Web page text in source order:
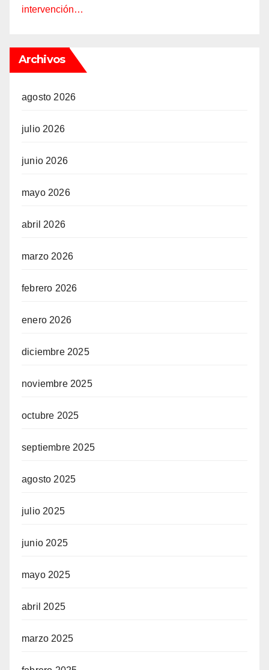
intervención…
Archivos
agosto 2026
julio 2026
junio 2026
mayo 2026
abril 2026
marzo 2026
febrero 2026
enero 2026
diciembre 2025
noviembre 2025
octubre 2025
septiembre 2025
agosto 2025
julio 2025
junio 2025
mayo 2025
abril 2025
marzo 2025